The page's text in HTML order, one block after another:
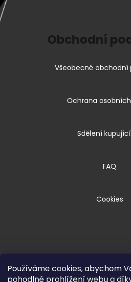
Používáme cookies, abychom
pohodlné prohlížení webu a
Obchodní
Všeobecné obchodní
Ochrana
Sdělení
FAQ
Cookies